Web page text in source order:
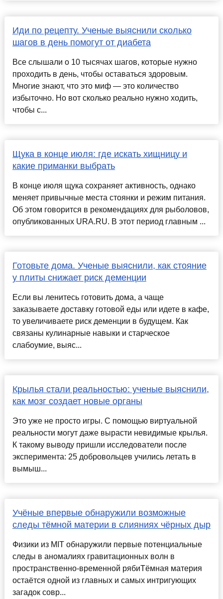
Иди по рецепту. Ученые выяснили сколько
шагов в день помогут от диабета
Все слышали о 10 тысячах шагов, которые нужно
проходить в день, чтобы оставаться здоровым.
Многие знают, что это миф — это количество
избыточно. Но вот сколько реально нужно ходить,
чтобы с...
Щука в конце июля: где искать хищницу и
какие приманки выбрать
В конце июля щука сохраняет активность, однако
меняет привычные места стоянки и режим питания.
Об этом говорится в рекомендациях для рыболовов,
опубликованных URA.RU. В этот период главным ...
Готовьте дома. Ученые выяснили, как стояние
у плиты снижает риск деменции
Если вы ленитесь готовить дома, а чаще
заказываете доставку готовой еды или идете в кафе,
то увеличиваете риск деменции в будущем. Как
связаны кулинарные навыки и старческое
слабоумие, выяс...
Крылья стали реальностью: ученые выяснили,
как мозг создает новые органы
Это уже не просто игры. С помощью виртуальной
реальности могут даже вырасти невидимые крылья.
К такому выводу пришли исследователи после
эксперимента: 25 добровольцев учились летать в
вымыш...
Учёные впервые обнаружили возможные
следы тёмной материи в слияниях чёрных дыр
Физики из MIT обнаружили первые потенциальные
следы в аномалиях гравитационных волн в
пространственно-временной рябиТёмная материя
остаётся одной из главных и самых интригующих
загадок совр...